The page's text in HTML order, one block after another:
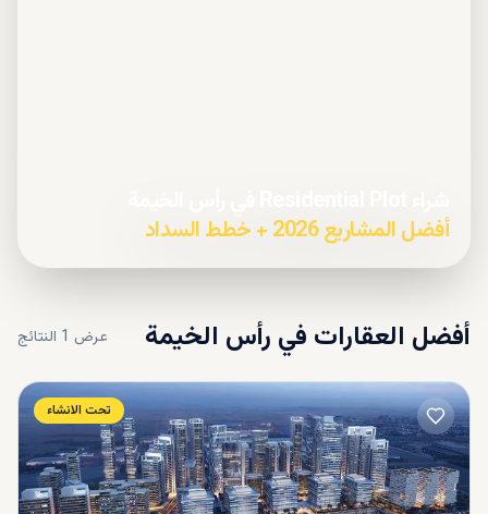
أفضل المشاريع 2026 + خطط السداد
أفضل العقارات في رأس الخيمة عرض 1 النتائج
تحت الانشاء